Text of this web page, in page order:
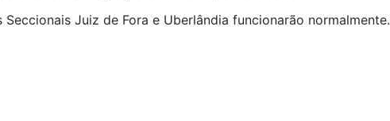
Juiz de Fora e Uberlândia funcionarão normalmente.